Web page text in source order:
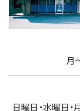
月
日曜日・水曜日・